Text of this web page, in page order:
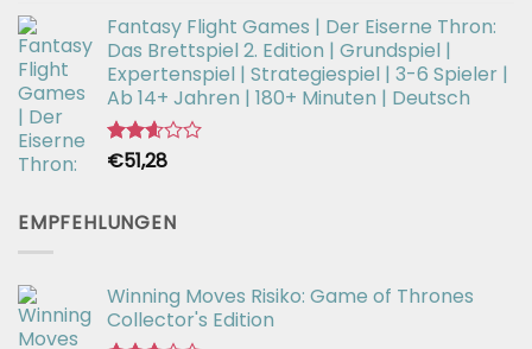
2.52
von 5
war:
€12,99
ist:
€8,83.
Fantasy Flight Games | Der Eiserne Thron:
Das Brettspiel 2. Edition | Grundspiel |
Expertenspiel | Strategiespiel | 3-6 Spieler |
Ab 14+ Jahren | 180+ Minuten | Deutsch
Bewertet
von 5
€51,28
EMPFEHLUNGEN
Winning Moves Risiko: Game of Thrones
Collector's Edition